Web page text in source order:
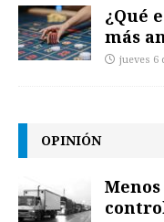
¿Qué
más
jueves 6
OPINIÓN